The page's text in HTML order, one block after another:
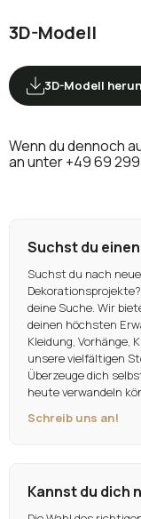
3D-Modell
3D-Modell
Wenn du dennoch
an unter+49 69
Suchst du
Suchst du nach
deine Suche. Wir
deinen höchsten
Kleidung, Vorhänge,
unsere vielfältigen
Überzeuge dich
heute verwandeln
Schreib uns an!
Kannst du dich